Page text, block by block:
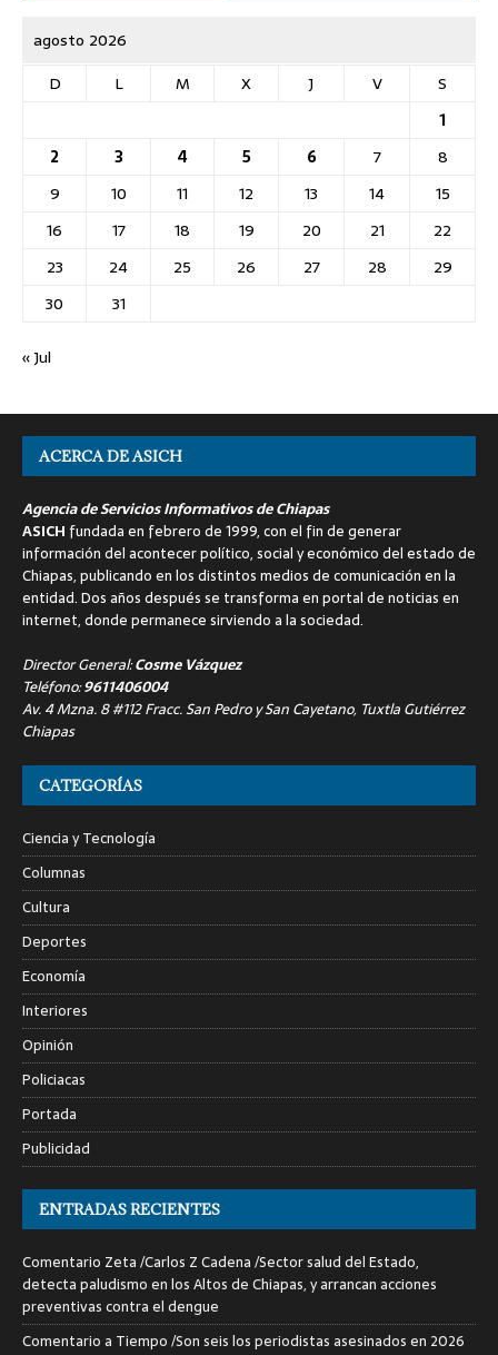
agosto 2026
D
L M X J V
S
1
2
3 4 5 6 7
8
9
10 11 12 13 14
15
16
17 18 19 20 21
22
23
24 25 26 27 28
29
30
31
« Jul
ACERCA DE ASICH
Agencia de Servicios Informativos de Chiapas
ASICH fundada en febrero de 1999, con el fin de generar
información del acontecer político, social y económico del estado de
Chiapas, publicando en los distintos medios de comunicación en la
entidad. Dos años después se transforma en portal de noticias en
internet, donde permanece sirviendo a la sociedad.
Director General:Cosme Vázquez
Teléfono:9611406004
Av. 4 Mzna. 8 #112 Fracc. San Pedro y San Cayetano, Tuxtla Gutiérrez
Chiapas
CATEGORÍAS
Ciencia y Tecnología
Columnas
Cultura
Deportes
Economía
Interiores
Opinión
Policiacas
Portada
Publicidad
ENTRADAS RECIENTES
Comentario Zeta /Carlos Z Cadena /Sector salud del Estado,
detecta paludismo en los Altos de Chiapas, y arrancan acciones
preventivas contra el dengue
Comentario a Tiempo /Son seis los periodistas asesinados en 2026